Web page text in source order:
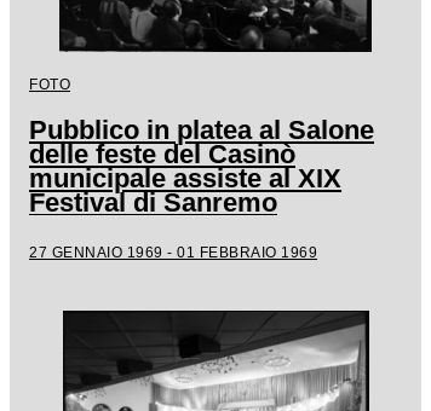
FOTO
Pubblico in platea al Salone
delle feste del Casinò
municipale assiste al XIX
Festival di Sanremo
27 GENNAIO 1969 - 01 FEBBRAIO 1969